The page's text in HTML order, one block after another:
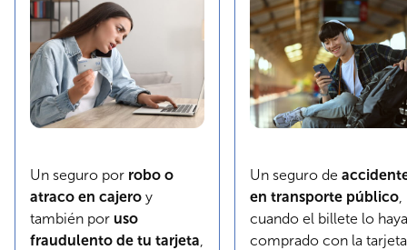
Un seguro por robo o
atraco en cajero y
también por uso
fraudulento de tu tarjeta
Un seguro de
en transporte público
cuando el billete lo
comprado con la tarjeta